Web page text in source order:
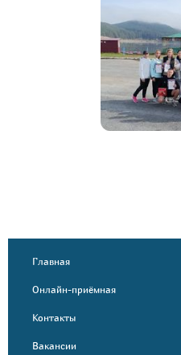
Главная
Онлайн-приёмная
Контакты
Вакансии